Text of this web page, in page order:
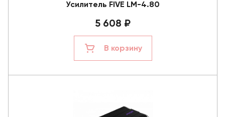
Усилитель FIVE LM-4.80
5 608 ₽
В корзину